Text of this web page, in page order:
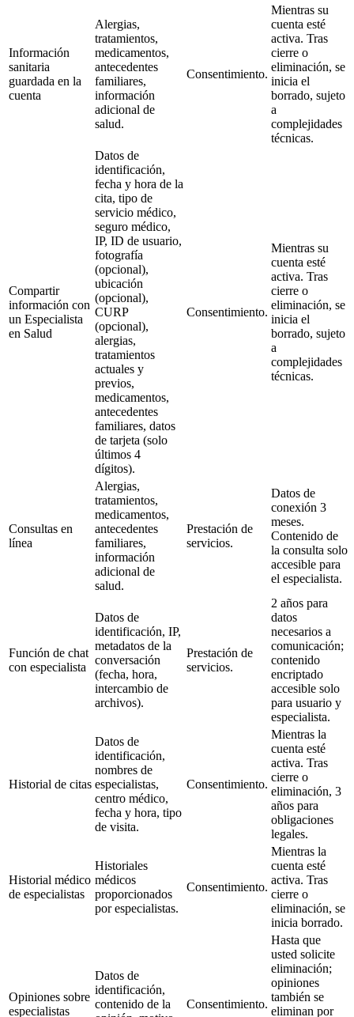
Información
sanitaria
guardada en la
cuenta
Alergias,
tratamientos,
medicamentos,
antecedentes
familiares,
información
adicional de
salud.
Consentimiento.
Mientras su
cuenta esté
activa. Tras
cierre o
eliminación, se
inicia el
borrado, sujeto
a
complejidades
técnicas.
Compartir
información con
un Especialista
en Salud
Datos de
identificación,
fecha y hora de la
cita, tipo de
servicio médico,
seguro médico,
IP, ID de usuario,
fotografía
(opcional),
ubicación
(opcional),
CURP
(opcional),
alergias,
tratamientos
actuales y
previos,
medicamentos,
antecedentes
familiares, datos
de tarjeta (solo
últimos 4
dígitos).
Consentimiento.
Mientras su
cuenta esté
activa. Tras
cierre o
eliminación, se
inicia el
borrado, sujeto
a
complejidades
técnicas.
Consultas en
línea
Alergias,
tratamientos,
medicamentos,
antecedentes
familiares,
información
adicional de
salud.
Prestación de
servicios.
Datos de
conexión 3
meses.
Contenido de
la consulta solo
accesible para
el especialista.
Función de chat
con especialista
Datos de
identificación, IP,
metadatos de la
conversación
(fecha, hora,
intercambio de
archivos).
Prestación de
servicios.
2 años para
datos
necesarios a
comunicación;
contenido
encriptado
accesible solo
para usuario y
especialista.
Historial de citas
Datos de
identificación,
nombres de
especialistas,
centro médico,
fecha y hora, tipo
de visita.
Consentimiento.
Mientras la
cuenta esté
activa. Tras
cierre o
eliminación, 3
años para
obligaciones
legales.
Historial médico
de especialistas
Historiales
médicos
proporcionados
por especialistas.
Consentimiento.
Mientras la
cuenta esté
activa. Tras
cierre o
eliminación, se
inicia borrado.
Opiniones sobre
especialistas
Datos de
identificación,
contenido de la
Consentimiento.
Hasta que
usted solicite
eliminación;
opiniones
también se
eliminan por